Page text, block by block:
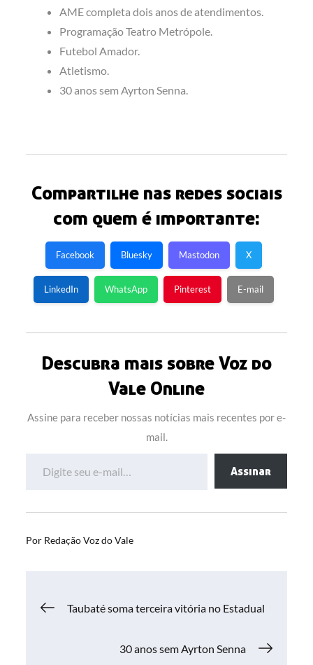
AME completa dois anos de atendimentos.
Programação Teatro Metrópole.
Futebol Amador.
Atletismo.
30 anos sem Ayrton Senna.
Compartilhe nas redes sociais
com quem é importante:
Facebook Bluesky Mastodon X
LinkedIn WhatsApp Pinterest E-mail
Descubra mais sobre Voz do
Vale Online
Assine para receber nossas notícias mais recentes por e-
mail.
Assinar
Por Redação Voz do Vale
Navegação
Taubaté soma terceira vitória no Estadual
30 anos sem Ayrton Senna